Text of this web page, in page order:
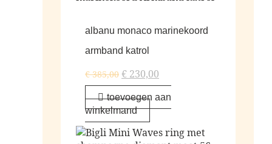
albanu monaco marinekoord
armband katrol
€385,00 € 230,00
toevoegen aan
winkelmand